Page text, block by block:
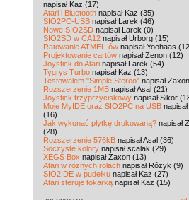
napisał Kaz (17)
Atari i Bluetooth napisał Kaz (35)
SIO2PC-USB napisał Larek (46)
Nowe SIO2SD napisał Larek (0)
SIO2SD w CA12 napisał Urborg (15)
Ratowanie ATMEL-ów napisał Yoohaas
Projektowanie cartów napisał Zenon (12)
Joystick do Atari napisał Larek (54)
Tygrys Turbo napisał Kaz (13)
Testowałem "Simple Stereo" napisał
Rozszerzenie 1MB napisał Asal (21)
Joystick trzyprzyciskowy napisał Sikor
Moje MyIDE oraz SIO2PC na USB
(16)
Jak wykonać płytkę drukowaną? napisał
(28)
Rozszerzenie 576kB napisał Asal (36)
Soczyste kolory napisał scalak (29)
XEGS Box napisał Zaxon (13)
Atari w różnych rolach napisał Różyk (9)
SIO2IDE w pudełku napisał Kaz (27)
Atari steruje tokarką napisał Kaz (15)